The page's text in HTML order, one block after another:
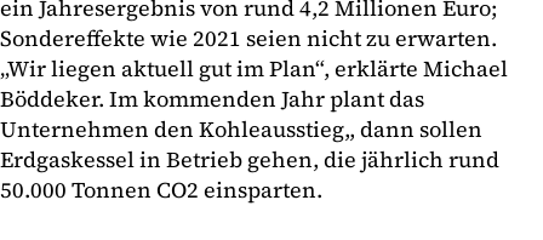
ein Jahresergebnis von rund 4,2 Millionen Euro;
Sondereffekte wie 2021 seien nicht zu erwarten.
„Wir liegen aktuell gut im Plan“, erklärte Michael
Böddeker. Im kommenden Jahr plant das
Unternehmen den Kohleausstieg,, dann sollen
Erdgaskessel in Betrieb gehen, die jährlich rund
50.000 Tonnen CO2 einsparten.